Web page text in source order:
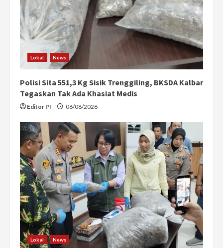
a
d
i
n
g
Lokal News
Polisi Sita 551,3 Kg Sisik Trenggiling, BKSDA Kalbar
Tegaskan Tak Ada Khasiat Medis
Editor PI 06/08/2026
Lokal News